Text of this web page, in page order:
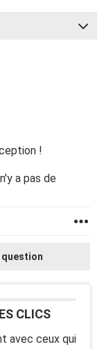
!
a pas de
question
CLICS
avec ceux qui